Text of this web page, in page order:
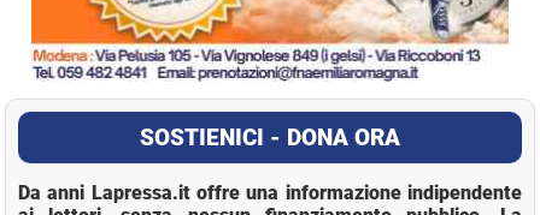
SOSTIENICI - DONA ORA
Da anni Lapressa.it offre una informazione indipendente